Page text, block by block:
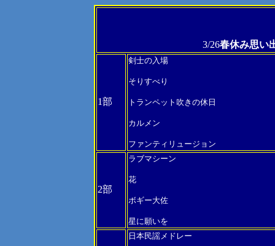
3/26春休み思い
1部
剣士の入場
そりすべり
トランペット吹きの休日
カルメン
ファンティリュージョン
2部
ラブマシーン
花
ボギー大佐
星に願いを
日本民謡メドレー